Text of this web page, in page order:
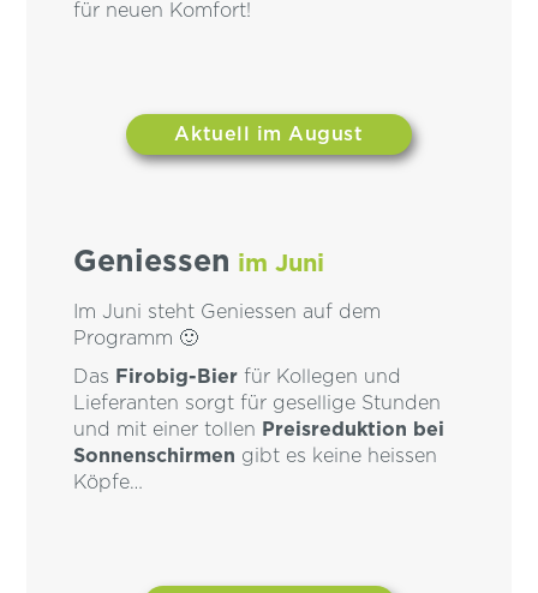
für neuen Komfort!
Aktuell im August
Geniessen im Juni
Im Juni steht Geniessen auf dem
Programm 🙂
Das Firobig-Bierfür Kollegen und
Lieferanten sorgt für gesellige Stunden
und mit einer tollen Preisreduktion bei
Sonnenschirmen gibt es keine heissen
Köpfe…